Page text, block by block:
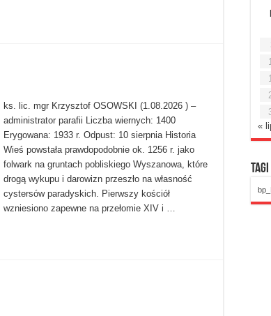
ks. lic. mgr Krzysztof OSOWSKI (1.08.2026 ) –
administrator parafii Liczba wiernych: 1400
Erygowana: 1933 r. Odpust: 10 sierpnia Historia
Wieś powstała prawdopodobnie ok. 1256 r. jako
folwark na gruntach pobliskiego Wyszanowa, które
drogą wykupu i darowizn przeszło na własność
cystersów paradyskich. Pierwszy kościół
wzniesiono zapewne na przełomie XIV i …
«
Tagi